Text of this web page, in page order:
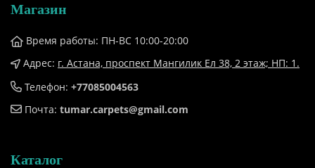
Магазин
Время работы: ПН-ВС 10:00-20:00
Адрес: г. Астана, проспект Мангилик Ел 38, ​2 этаж; НП: 1.
Телефон: +77085004563
Почта: tumar.carpets@gmail.com
Каталог